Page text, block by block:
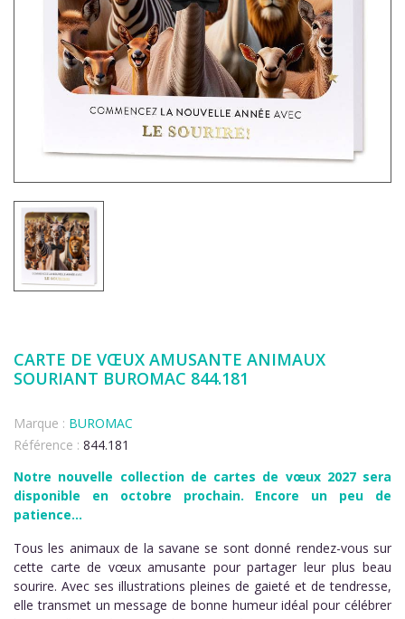
CARTE DE VŒUX AMUSANTE ANIMAUX
SOURIANT BUROMAC 844.181
Marque : BUROMAC
Référence : 844.181
Notre nouvelle collection de cartes de vœux 2027 sera
disponible en octobre prochain. Encore un peu de
patience...
Tous les animaux de la savane se sont donné rendez-vous sur
cette carte de vœux amusante pour partager leur plus beau
sourire. Avec ses illustrations pleines de gaieté et de tendresse,
elle transmet un message de bonne humeur idéal pour célébrer